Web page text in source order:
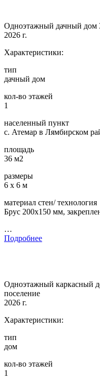
Одноэтажный дачный дом
2026 г.
Характеристики:
тип
дачный дом
кол-во этажей
1
населенный пункт
с. Атемар в Лямбирском
площадь
36 м2
размеры
6 х 6 м
материал стен/ технология
Брус 200х150 мм,
…
Подробнее
Одноэтажный каркасный
поселение
2026 г.
Характеристики:
тип
дом
кол-во этажей
1